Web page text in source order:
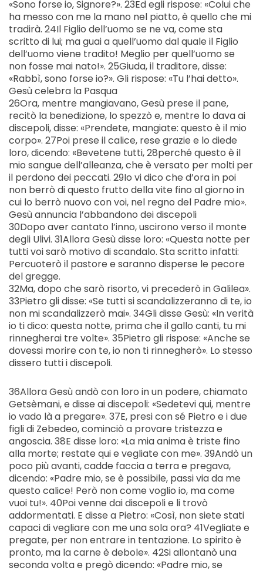
«Sono forse io, Signore?». 23Ed egli rispose: «Colui che
ha messo con me la mano nel piatto, è quello che mi
tradirà. 24Il Figlio dell’uomo se ne va, come sta
scritto di lui; ma guai a quell’uomo dal quale il Figlio
dell’uomo viene tradito! Meglio per quell’uomo se
non fosse mai nato!». 25Giuda, il traditore, disse:
«Rabbì, sono forse io?». Gli rispose: «Tu l’hai detto».
Gesù celebra la Pasqua
26Ora, mentre mangiavano, Gesù prese il pane,
recitò la benedizione, lo spezzò e, mentre lo dava ai
discepoli, disse: «Prendete, mangiate: questo è il mio
corpo». 27Poi prese il calice, rese grazie e lo diede
loro, dicendo: «Bevetene tutti, 28perché questo è il
mio sangue dell’alleanza, che è versato per molti per
il perdono dei peccati. 29Io vi dico che d’ora in poi
non berrò di questo frutto della vite fino al giorno in
cui lo berrò nuovo con voi, nel regno del Padre mio».
Gesù annuncia l’abbandono dei discepoli
30Dopo aver cantato l’inno, uscirono verso il monte
degli Ulivi. 31Allora Gesù disse loro: «Questa notte per
tutti voi sarò motivo di scandalo. Sta scritto infatti:
Percuoterò il pastore e saranno disperse le pecore
del gregge.
32Ma, dopo che sarò risorto, vi precederò in Galilea».
33Pietro gli disse: «Se tutti si scandalizzeranno di te, io
non mi scandalizzerò mai». 34Gli disse Gesù: «In verità
io ti dico: questa notte, prima che il gallo canti, tu mi
rinnegherai tre volte». 35Pietro gli rispose: «Anche se
dovessi morire con te, io non ti rinnegherò». Lo stesso
dissero tutti i discepoli.
36Allora Gesù andò con loro in un podere, chiamato
Getsèmani, e disse ai discepoli: «Sedetevi qui, mentre
io vado là a pregare». 37E, presi con sé Pietro e i due
figli di Zebedeo, cominciò a provare tristezza e
angoscia. 38E disse loro: «La mia anima è triste fino
alla morte; restate qui e vegliate con me». 39Andò un
poco più avanti, cadde faccia a terra e pregava,
dicendo: «Padre mio, se è possibile, passi via da me
questo calice! Però non come voglio io, ma come
vuoi tu!». 40Poi venne dai discepoli e li trovò
addormentati. E disse a Pietro: «Così, non siete stati
capaci di vegliare con me una sola ora? 41Vegliate e
pregate, per non entrare in tentazione. Lo spirito è
pronto, ma la carne è debole». 42Si allontanò una
seconda volta e pregò dicendo: «Padre mio, se